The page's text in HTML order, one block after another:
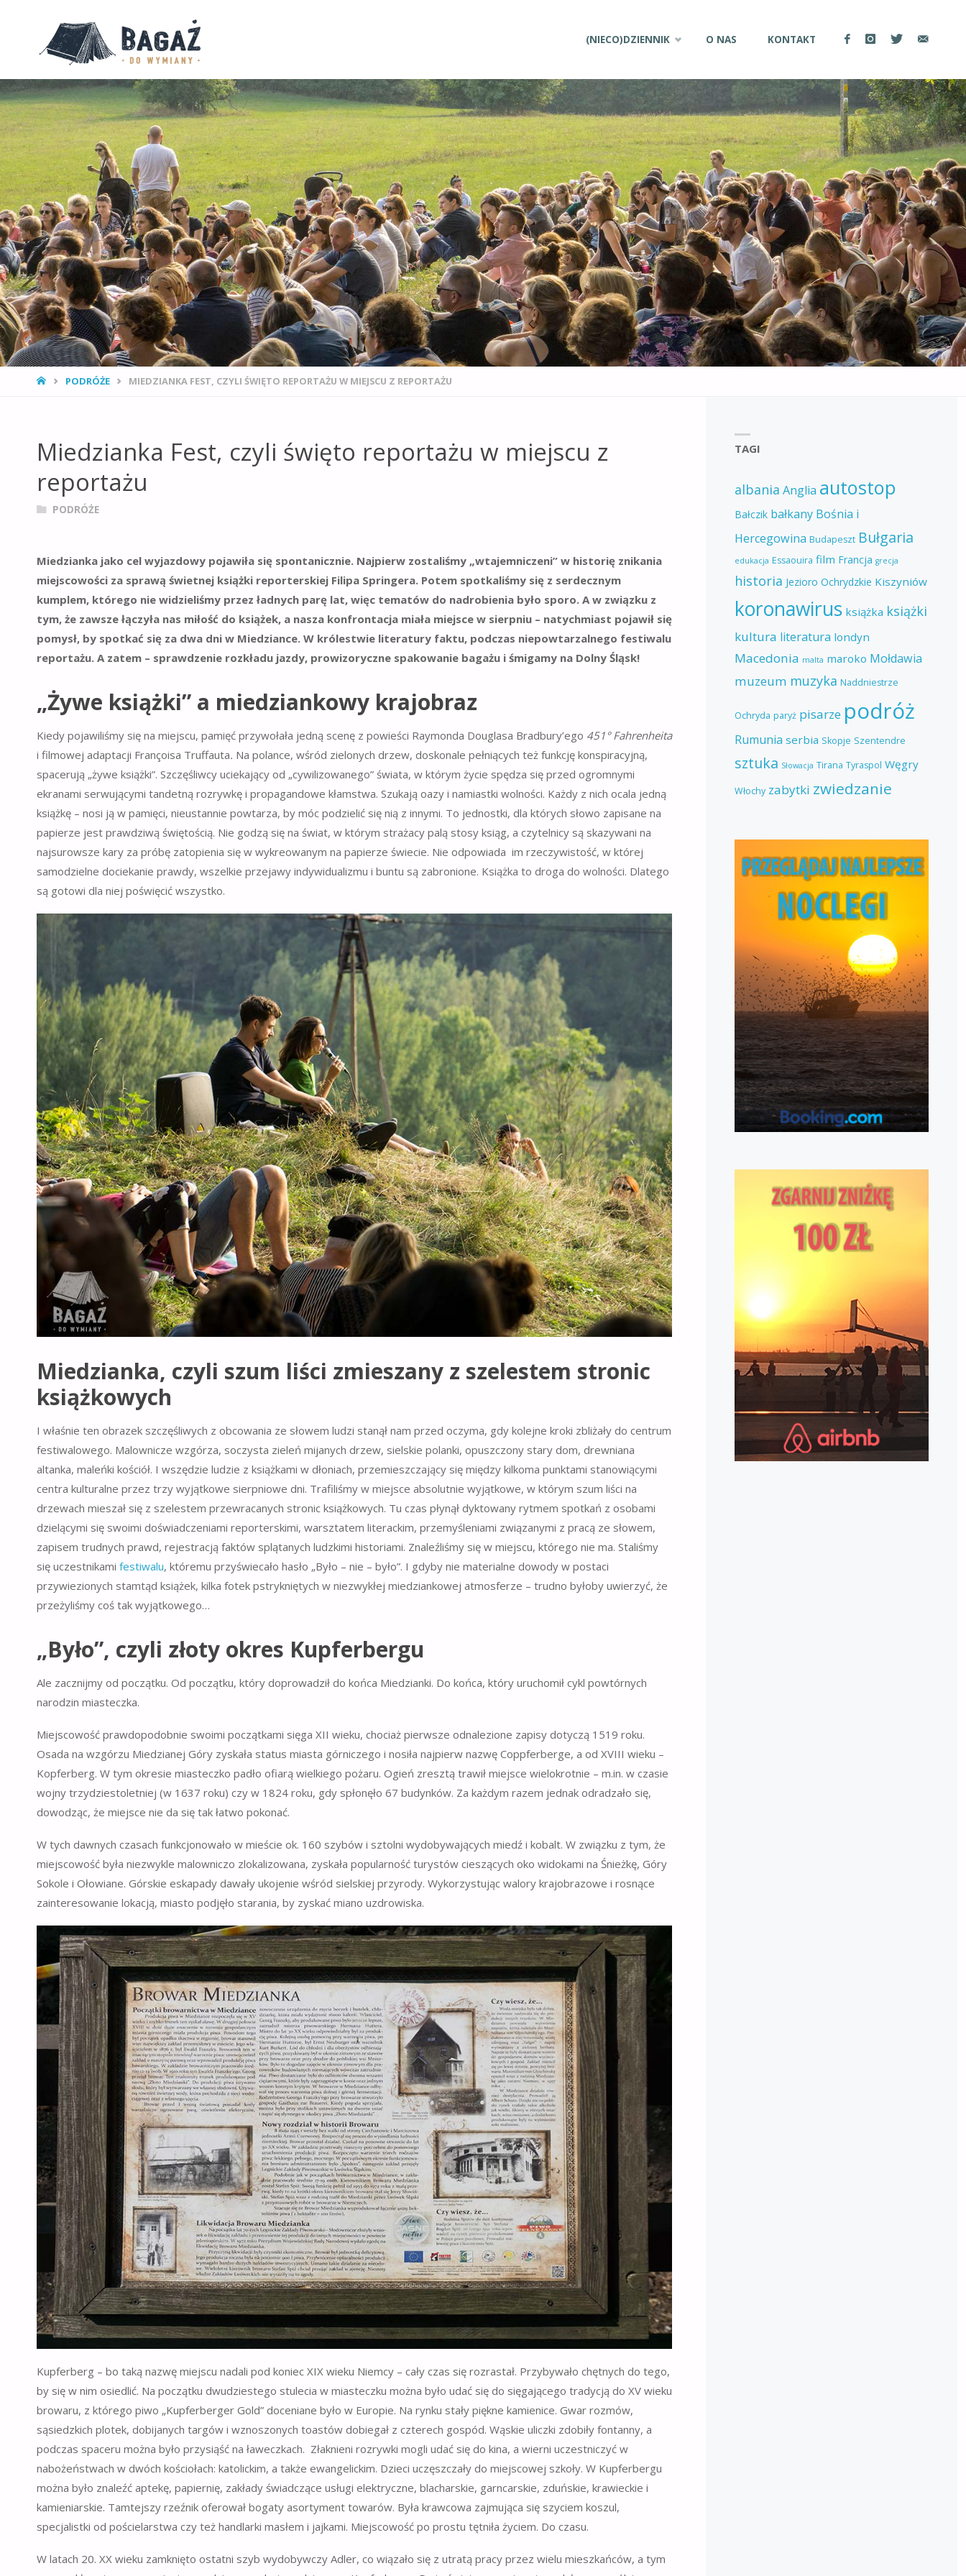
treści
(NIECO)DZIENNIK O NAS KONTAKT
STRONA
PODRÓŻE MIEDZIANKA FEST, CZYLI ŚWIĘTO REPORTAŻU W MIEJSCU Z REPORTAŻU
Miedzianka Fest, czyli święto reportażu w miejscu z
reportażu
PODRÓŻE
Miedzianka jako cel wyjazdowy pojawiła się spontanicznie. Najpierw zostaliśmy „wtajemniczeni” w historię znikania
miejscowości za sprawą świetnej książki reporterskiej Filipa Springera. Potem spotkaliśmy się z serdecznym
kumplem, którego nie widzieliśmy przez ładnych parę lat, więc tematów do nadrobienia było sporo. A w związku z
tym, że zawsze łączyła nas miłość do książek, a nasza konfrontacja miała miejsce w sierpniu – natychmiast pojawił się
pomysł, by spotkać się za dwa dni w Miedziance. W królestwie literatury faktu, podczas niepowtarzalnego festiwalu
reportażu. A zatem – sprawdzenie rozkładu jazdy, prowizoryczne spakowanie bagażu i śmigamy na Dolny Śląsk!
„Żywe książki” a miedziankowy krajobraz
Kiedy pojawiliśmy się na miejscu, pamięć przywołała jedną scenę z powieści Raymonda Douglasa Bradbury’ego 451° Fahrenheita
i filmowej adaptacji Françoisa Truffauta. Na polance, wśród zielonych drzew, doskonale pełniących też funkcję konspiracyjną,
spacerują „żywe książki”. Szczęśliwcy uciekający od „cywilizowanego” świata, w którym życie spędza się przed ogromnymi
ekranami serwującymi tandetną rozrywkę i propagandowe kłamstwa. Szukają oazy i namiastki wolności. Każdy z nich ocala jedną
książkę – nosi ją w pamięci, nieustannie powtarza, by móc podzielić się nią z innymi. To jednostki, dla których słowo zapisane na
papierze jest prawdziwą świętością. Nie godzą się na świat, w którym strażacy palą stosy ksiąg, a czytelnicy są skazywani na
najsurowsze kary za próbę zatopienia się w wykreowanym na papierze świecie. Nie odpowiada im rzeczywistość, w której
samodzielne dociekanie prawdy, wszelkie przejawy indywidualizmu i buntu są zabronione. Książka to droga do wolności. Dlatego
są gotowi dla niej poświęcić wszystko.
Miedzianka, czyli szum liści zmieszany z szelestem stronic
książkowych
I właśnie ten obrazek szczęśliwych z obcowania ze słowem ludzi stanął nam przed oczyma, gdy kolejne kroki zbliżały do centrum
festiwalowego. Malownicze wzgórza, soczysta zieleń mijanych drzew, sielskie polanki, opuszczony stary dom, drewniana
altanka, maleńki kościół. I wszędzie ludzie z książkami w dłoniach, przemieszczający się między kilkoma punktami stanowiącymi
centra kulturalne przez trzy wyjątkowe sierpniowe dni. Trafiliśmy w miejsce absolutnie wyjątkowe, w którym szum liści na
drzewach mieszał się z szelestem przewracanych stronic książkowych. Tu czas płynął dyktowany rytmem spotkań z osobami
dzielącymi się swoimi doświadczeniami reporterskimi, warsztatem literackim, przemyśleniami związanymi z pracą ze słowem,
zapisem trudnych prawd, rejestracją faktów splątanych ludzkimi historiami. Znaleźliśmy się w miejscu, którego nie ma. Staliśmy
się uczestnikamifestiwalu, któremu przyświecało hasło „Było – nie – było”. I gdyby nie materialne dowody w postaci
przywiezionych stamtąd książek, kilka fotek pstrykniętych w niezwykłej miedziankowej atmosferze – trudno byłoby uwierzyć, że
przeżyliśmy coś tak wyjątkowego…
„Było”, czyli złoty okres Kupferbergu
Ale zacznijmy od początku. Od początku, który doprowadził do końca Miedzianki. Do końca, który uruchomił cykl powtórnych
narodzin miasteczka.
Miejscowość prawdopodobnie swoimi początkami sięga XII wieku, chociaż pierwsze odnalezione zapisy dotyczą 1519 roku.
Osada na wzgórzu Miedzianej Góry zyskała status miasta górniczego i nosiła najpierw nazwę Coppferberge, a od XVIII wieku –
Kopferberg. W tym okresie miasteczko padło ofiarą wielkiego pożaru. Ogień zresztą trawił miejsce wielokrotnie – m.in. w czasie
wojny trzydziestoletniej (w 1637 roku) czy w 1824 roku, gdy spłonęło 67 budynków. Za każdym razem jednak odradzało się,
dowodząc, że miejsce nie da się tak łatwo pokonać.
W tych dawnych czasach funkcjonowało w mieście ok. 160 szybów i sztolni wydobywających miedź i kobalt. W związku z tym, że
miejscowość była niezwykle malowniczo zlokalizowana, zyskała popularność turystów cieszących oko widokami na Śnieżkę, Góry
Sokole i Ołowiane. Górskie eskapady dawały ukojenie wśród sielskiej przyrody. Wykorzystując walory krajobrazowe i rosnące
zainteresowanie lokacją, miasto podjęło starania, by zyskać miano uzdrowiska.
Kupferberg – bo taką nazwę miejscu nadali pod koniec XIX wieku Niemcy – cały czas się rozrastał. Przybywało chętnych do tego,
by się w nim osiedlić. Na początku dwudziestego stulecia w miasteczku można było udać się do sięgającego tradycją do XV wieku
browaru, z którego piwo „Kupferberger Gold” doceniane było w Europie. Na rynku stały piękne kamienice. Gwar rozmów,
sąsiedzkich plotek, dobijanych targów i wznoszonych toastów dobiegał z czterech gospód. Wąskie uliczki zdobiły fontanny, a
podczas spaceru można było przysiąść na ławeczkach. Złaknieni rozrywki mogli udać się do kina, a wierni uczestniczyć w
nabożeństwach w dwóch kościołach: katolickim, a także ewangelickim. Dzieci uczęszczały do miejscowej szkoły. W Kupferbergu
można było znaleźć aptekę, papiernię, zakłady świadczące usługi elektryczne, blacharskie, garncarskie, zduńskie, krawieckie i
kamieniarskie. Tamtejszy rzeźnik oferował bogaty asortyment towarów. Była krawcowa zajmująca się szyciem koszul,
specjalistki od pościelarstwa czy też handlarki masłem i jajkami. Miejscowość po prostu tętniła życiem. Do czasu.
W latach 20. XX wieku zamknięto ostatni szyb wydobywczy Adler, co wiązało się z utratą pracy przez wielu mieszkańców, a tym
TAGI
albania Anglia autostop
Bałczik bałkany Bośnia i
Hercegowina Budapeszt Bułgaria
edukacja Essaouira film Francja grecja
historia Jezioro Ochrydzkie Kiszyniów
koronawirus książka książki
kultura literatura londyn
Macedonia malta maroko Mołdawia
muzeum muzyka Naddniestrze
Ochryda paryż pisarze podróż
Rumunia serbia Skopje Szentendre
sztuka Słowacja Tirana Tyraspol Węgry
Włochy zabytki zwiedzanie